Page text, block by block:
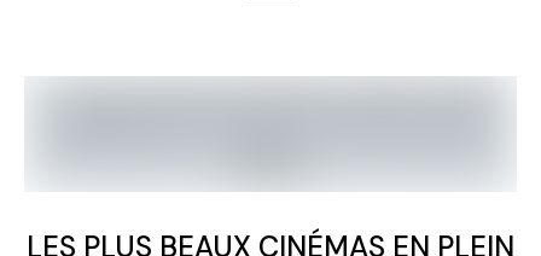
LES PLUS BEAUX CINÉMAS EN PLEIN